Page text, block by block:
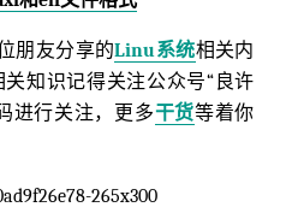
朋友分享的Linu系统相关内
知识记得关注公众号“良许
进行关注，更多干货等着你